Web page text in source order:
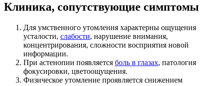
Клиника, сопутствующие симптомы
Для умственного утомления характерны ощущения
усталости, слабости, нарушение внимания,
концентрирования, сложности восприятия новой
информации.
При астенопии появляется боль в глазах, патология
фокусировки, цветоощущения.
Физическое утомление проявляется снижением